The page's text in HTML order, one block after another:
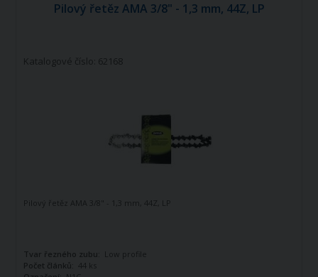
Pilový řetěz AMA 3/8" - 1,3 mm, 44Z, LP
Katalogové číslo: 62168
Pilový řetěz AMA 3/8" - 1,3 mm, 44Z, LP
Tvar řezného zubu: Low profile
Počet článků:
44 ks